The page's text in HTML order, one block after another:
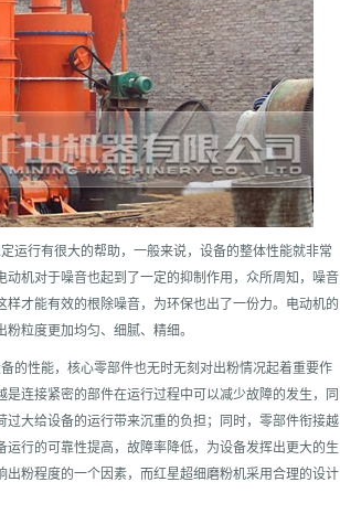
运行有很大的帮助，一般来说，设备的整体性能就非常
机对于噪音也起到了一定的抑制作用，众所周知，噪音
才能有效的根除噪音，为环保也出了一份力。电动机的
粒度更加均匀、细腻、精细。
的性能，核心零部件也无时无刻对出粉情况起着重要作
连接紧密的部件在运行过程中可以减少故障的发生，同
大给设备的运行带来沉重的负担；同时，零部件衔接越
行的可靠性提高，故障率降低，为设备发挥出更大的生
粉程度的一个因素，而红星超细磨粉机采用合理的设计